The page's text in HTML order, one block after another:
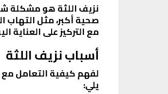
نزيف اللثة هو مشكلة
صحية أكبر، مثل التهاب
مع التركيز على العناية
أسباب نزيف اللثة
لفهم كيفية التعامل مع
يلي: